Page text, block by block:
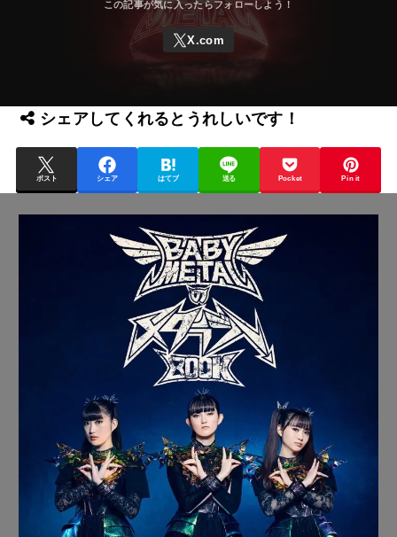
シェアしてくれるとうれしいです！
ポスト シェア はてブ 送る Pocket Pin it